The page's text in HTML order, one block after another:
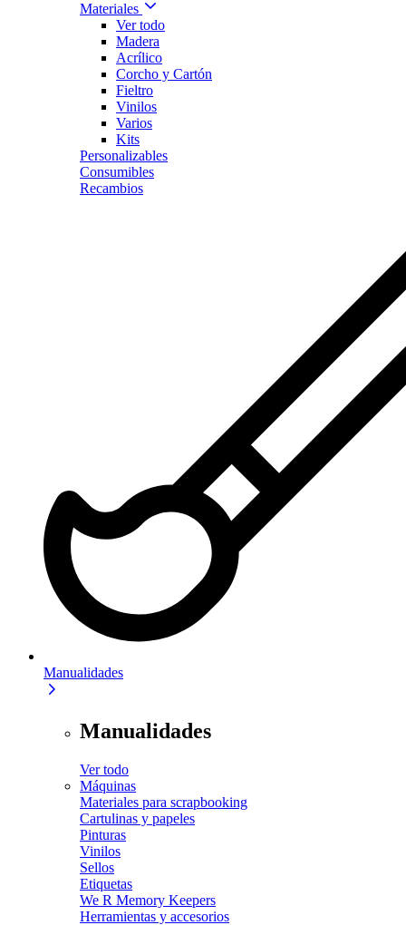
Materiales
Ver todo
Madera
Acrílico
Corcho y Cartón
Fieltro
Vinilos
Varios
Kits
Personalizables
Consumibles
Recambios
Manualidades
Manualidades
Ver todo
Máquinas
Materiales para scrapbooking
Cartulinas y papeles
Pinturas
Vinilos
Sellos
Etiquetas
We R Memory Keepers
Herramientas y accesorios